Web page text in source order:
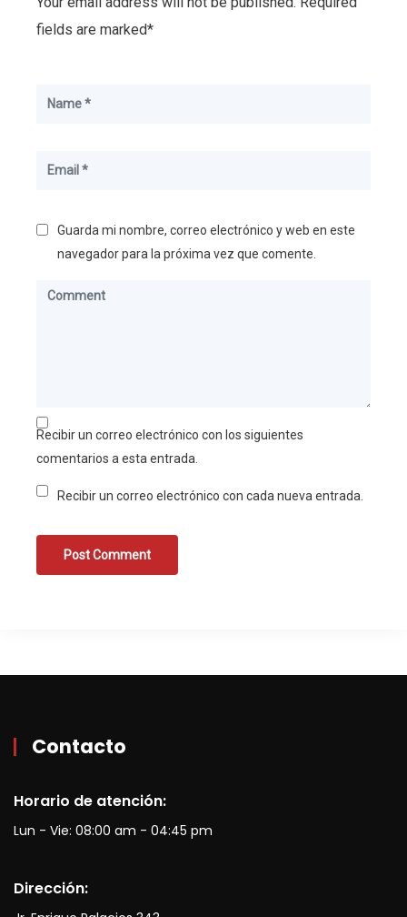
fields are marked*
Guarda mi nombre, correo electrónico y web en este
navegador para la próxima vez que comente.
Recibir un correo electrónico con los siguientes
comentarios a esta entrada.
Recibir un correo electrónico con cada nueva entrada.
Contacto
Horario de atención:
Lun - Vie: 08:00 am - 04:45 pm
Dirección: